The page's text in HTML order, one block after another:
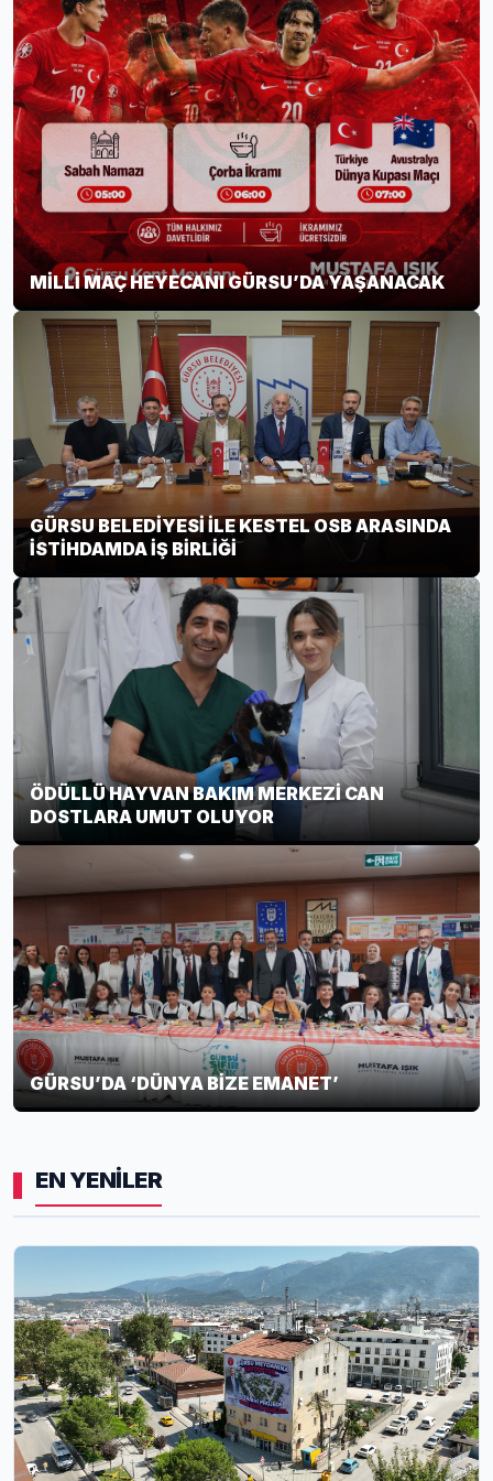
MİLLİ MAÇ HEYECANI GÜRSU’DA YAŞANACAK
GÜRSU BELEDİYESİ İLE KESTEL OSB ARASINDA
İSTİHDAMDA İŞ BİRLİĞİ
ÖDÜLLÜ HAYVAN BAKIM MERKEZİ CAN
DOSTLARA UMUT OLUYOR
GÜRSU’DA ‘DÜNYA BİZE EMANET’
EN YENİLER